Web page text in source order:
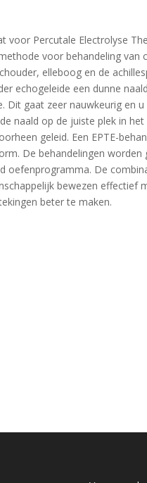
voor Percutale Electrolyse
voor behandeling van
elleboog en de
echogeleide een dunne
Dit gaat zeer nauwkeurig en
naald op de juiste plek in
geleid. Een EPTE-
De behandelingen
oefenprogramma. De
bewezen effectief
beter te maken.